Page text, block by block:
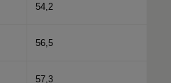
54,2
56,5
57,3